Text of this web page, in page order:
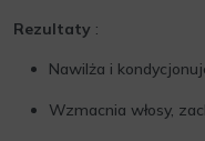
Rezultaty :
Nawilża i
Wzmacnia włosy,